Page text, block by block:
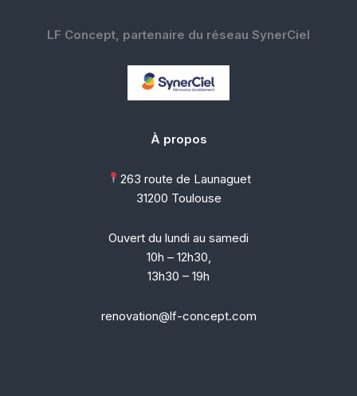
LF Concept, partenaire du réseau SynerCiel
À propos
263 route de Launaguet
31200 Toulouse
Ouvert du lundi au samedi
10h – 12h30,
13h30 – 19h
renovation@lf-concept.com